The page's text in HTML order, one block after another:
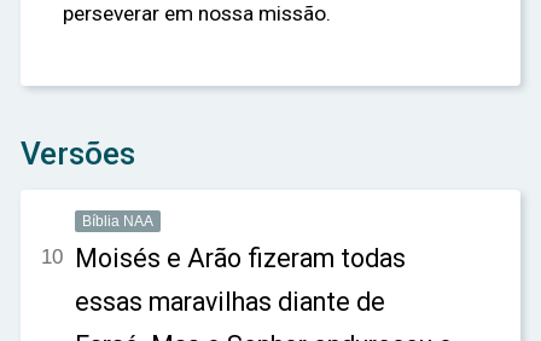
perseverar em nossa missão.
Versões
Bíblia NAA
10 Moisés e Arão fizeram todas
essas maravilhas diante de